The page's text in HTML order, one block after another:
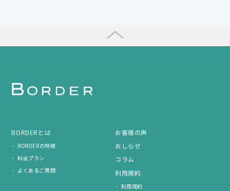
BORDERとは
BORDERの特徴
料金プラン
よくあるご質問
お客様の声
おしらせ
コラム
利用規約
利用規約